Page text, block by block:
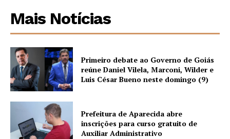
Mais Notícias
Primeiro debate ao Governo de Goiás
reúne Daniel Vilela, Marconi, Wilder e
Luis César Bueno neste domingo (9)
Prefeitura de Aparecida abre
inscrições para curso gratuito de
Auxiliar Administrativo